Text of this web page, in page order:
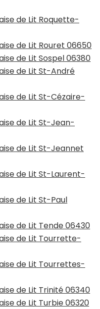
de Lit Roquette-
de Lit Rouret 06650
de Lit Sospel 06380
de Lit St-André
de Lit St-Cézaire-
de Lit St-Jean-
de Lit St-Jeannet
de Lit St-Laurent-
de Lit St-Paul
de Lit Tende 06430
de Lit Tourrette-
de Lit Tourrettes-
de Lit Trinité 06340
de Lit Turbie 06320